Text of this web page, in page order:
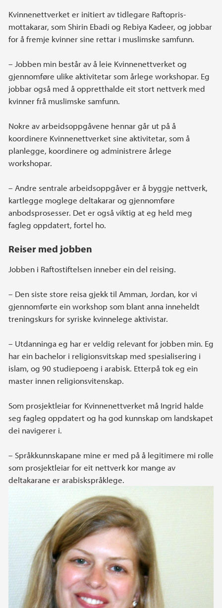
Kvinnenettverket er initiert av tidlegare Raftopris-
mottakarar, som Shirin Ebadi og Rebiya Kadeer, og jobbar
for å fremje kvinner sine rettar i muslimske samfunn.
– Jobben min består av å leie Kvinnenettverket og
gjennomføre ulike aktivitetar som årlege workshopar. Eg
jobbar også med å oppretthalde eit stort nettverk med
kvinner frå muslimske samfunn.
Nokre av arbeidsoppgåvene hennar går ut på å
koordinere Kvinnenettverket sine aktivitetar, som å
planlegge, koordinere og administrere årlege
workshopar.
– Andre sentrale arbeidsoppgåver er å byggje nettverk,
kartlegge moglege deltakarar og gjennomføre
anbodsprosesser. Det er også viktig at eg held meg
fagleg oppdatert, fortel ho.
Reiser med jobben
Jobben i Raftostiftelsen inneber ein del reising.
– Den siste store reisa gjekk til Amman, Jordan, kor vi
gjennomførte ein workshop som blant anna inneheldt
treningskurs for syriske kvinnelege aktivistar.
– Utdanninga eg har er veldig relevant for jobben min. Eg
har ein bachelor i religionsvitskap med spesialisering i
islam, og 90 studiepoeng i arabisk. Etterpå tok eg ein
master innen religionsvitenskap.
Som prosjektleiar for Kvinnenettverket må Ingrid halde
seg fagleg oppdatert og ha god kunnskap om landskapet
dei navigerer i.
– Språkkunnskapane mine er med på å legitimere mi rolle
som prosjektleiar for eit nettverk kor mange av
deltakarane er arabiskspråklege.